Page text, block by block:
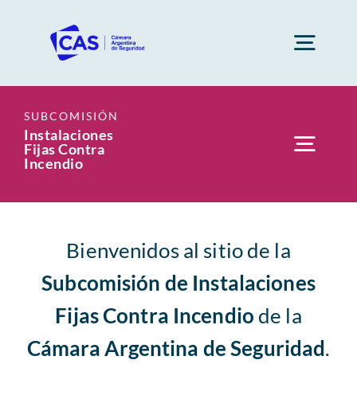
contenido
Capacitaciones
Revista AHORA
Instalaciones
Fijas Contra
Incendio
Info
Bienvenidos al sitio de la
Subcomisión de Instalaciones
Fijas Contra Incendio de la
Cámara Argentina de Seguridad.